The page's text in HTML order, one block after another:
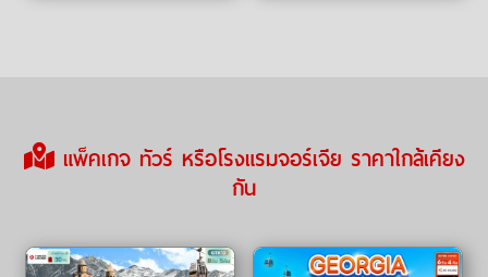
แพ็คเกจ ทัวร์ หรือโรงแรมจอร์เจีย ราคาใกล้เคียง
กัน